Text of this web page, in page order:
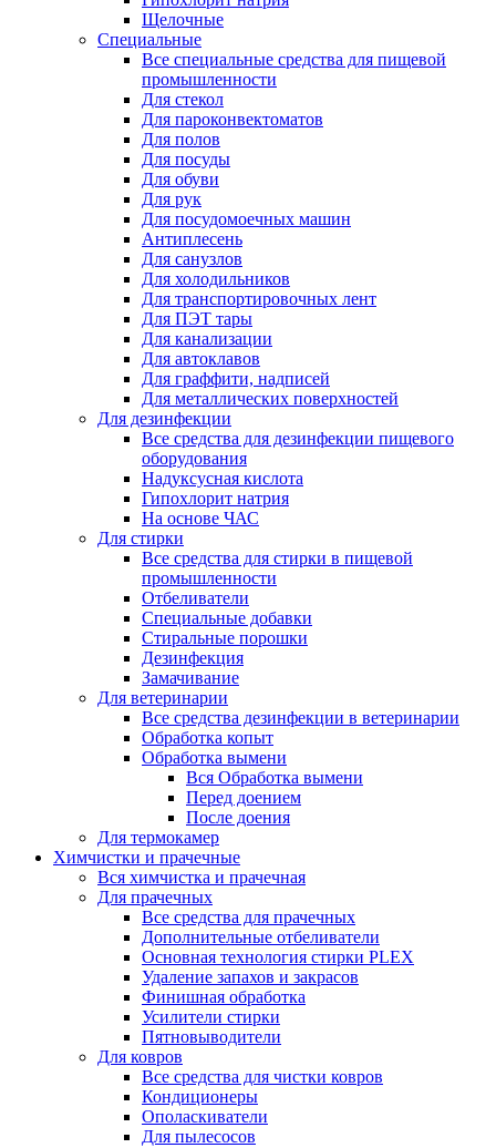
Щелочные
Специальные
Все специальные средства для пищевой
промышленности
Для стекол
Для пароконвектоматов
Для полов
Для посуды
Для обуви
Для рук
Для посудомоечных машин
Антиплесень
Для санузлов
Для холодильников
Для транспортировочных лент
Для ПЭТ тары
Для канализации
Для автоклавов
Для граффити, надписей
Для металлических поверхностей
Для дезинфекции
Все средства для дезинфекции пищевого
оборудования
Надуксусная кислота
Гипохлорит натрия
На основе ЧАС
Для стирки
Все средства для стирки в пищевой
промышленности
Отбеливатели
Специальные добавки
Стиральные порошки
Дезинфекция
Замачивание
Для ветеринарии
Все средства дезинфекции в ветеринарии
Обработка копыт
Обработка вымени
Вся Обработка вымени
Перед доением
После доения
Для термокамер
Химчистки и прачечные
Вся химчистка и прачечная
Для прачечных
Все средства для прачечных
Дополнительные отбеливатели
Основная технология стирки PLEX
Удаление запахов и закрасов
Финишная обработка
Усилители стирки
Пятновыводители
Для ковров
Все средства для чистки ковров
Кондиционеры
Ополаскиватели
Для пылесосов